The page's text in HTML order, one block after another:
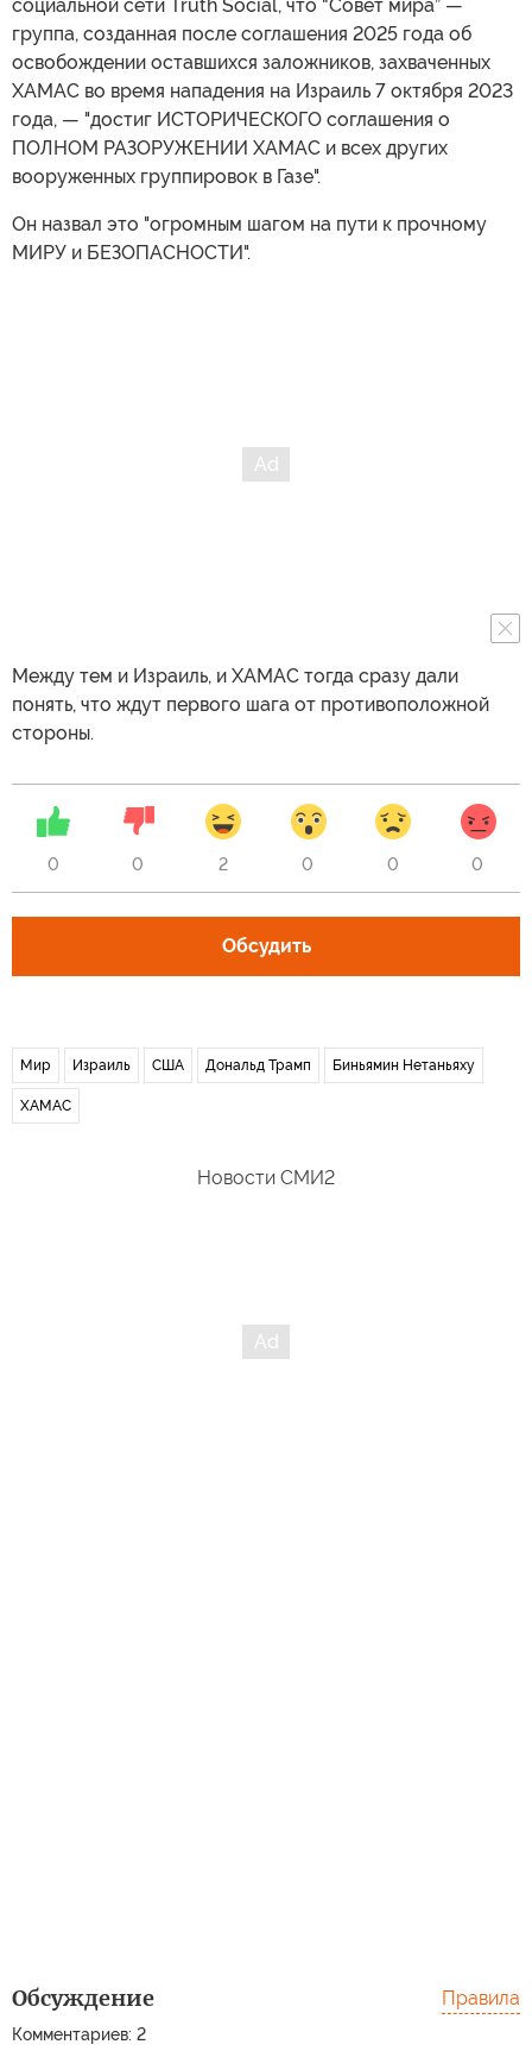
социальной сети Truth Social, что “Совет мира” —
группа, созданная после соглашения 2025 года об
освобождении оставшихся заложников, захваченных
ХАМАС во время нападения на Израиль 7 октября 2023
года, — "достиг ИСТОРИЧЕСКОГО соглашения о
ПОЛНОМ РАЗОРУЖЕНИИ ХАМАС и всех других
вооруженных группировок в Газе".
Он назвал это "огромным шагом на пути к прочному
МИРУ и БЕЗОПАСНОСТИ".
Между тем и Израиль, и ХАМАС тогда сразу дали
понять, что ждут первого шага от противоположной
стороны.
0 0 2 0 0 0
Обсудить
Мир Израиль США Дональд Трамп Биньямин Нетаньяху
ХАМАС
Новости СМИ2
Обсуждение
Комментариев: 2
Правила